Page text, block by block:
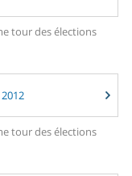
tour des élections
tour des élections